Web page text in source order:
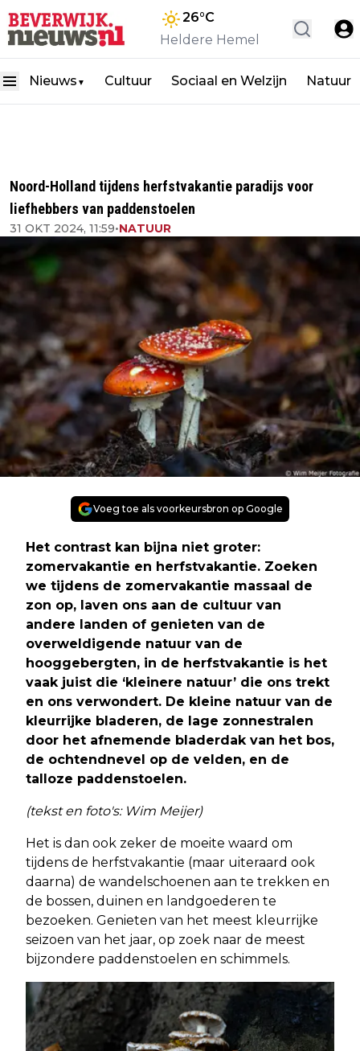
26°C
Heldere Hemel
Nieuws ▼ Cultuur Sociaal en Welzijn Natuur
Noord-Holland tijdens herfstvakantie paradijs voor
liefhebbers van paddenstoelen
31 OKT 2024, 11:59•NATUUR
Voeg toe als voorkeursbron op Google
Het contrast kan bijna niet groter:
zomervakantie en herfstvakantie. Zoeken
we tijdens de zomervakantie massaal de
zon op, laven ons aan de cultuur van
andere landen of genieten van de
overweldigende natuur van de
hooggebergten, in de herfstvakantie is het
vaak juist die ‘kleinere natuur’ die ons trekt
en ons verwondert. De kleine natuur van de
kleurrijke bladeren, de lage zonnestralen
door het afnemende bladerdak van het bos,
de ochtendnevel op de velden, en de
talloze paddenstoelen.
(tekst en foto's: Wim Meijer)
Het is dan ook zeker de moeite waard om
tijdens de herfstvakantie (maar uiteraard ook
daarna) de wandelschoenen aan te trekken en
de bossen, duinen en landgoederen te
bezoeken. Genieten van het meest kleurrijke
seizoen van het jaar, op zoek naar de meest
bijzondere paddenstoelen en schimmels.